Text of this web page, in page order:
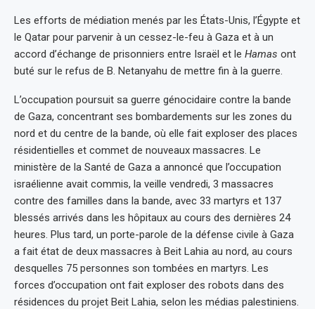
Les efforts de médiation menés par les États-Unis, l’Égypte et
le Qatar pour parvenir à un cessez-le-feu à Gaza et à un
accord d’échange de prisonniers entre Israël et le Hamas ont
buté sur le refus de B. Netanyahu de mettre fin à la guerre.
L’occupation poursuit sa guerre génocidaire contre la bande
de Gaza, concentrant ses bombardements sur les zones du
nord et du centre de la bande, où elle fait exploser des places
résidentielles et commet de nouveaux massacres. Le
ministère de la Santé de Gaza a annoncé que l’occupation
israélienne avait commis, la veille vendredi, 3 massacres
contre des familles dans la bande, avec 33 martyrs et 137
blessés arrivés dans les hôpitaux au cours des dernières 24
heures. Plus tard, un porte-parole de la défense civile à Gaza
a fait état de deux massacres à Beit Lahia au nord, au cours
desquelles 75 personnes son tombées en martyrs. Les
forces d’occupation ont fait exploser des robots dans des
résidences du projet Beit Lahia, selon les médias palestiniens.